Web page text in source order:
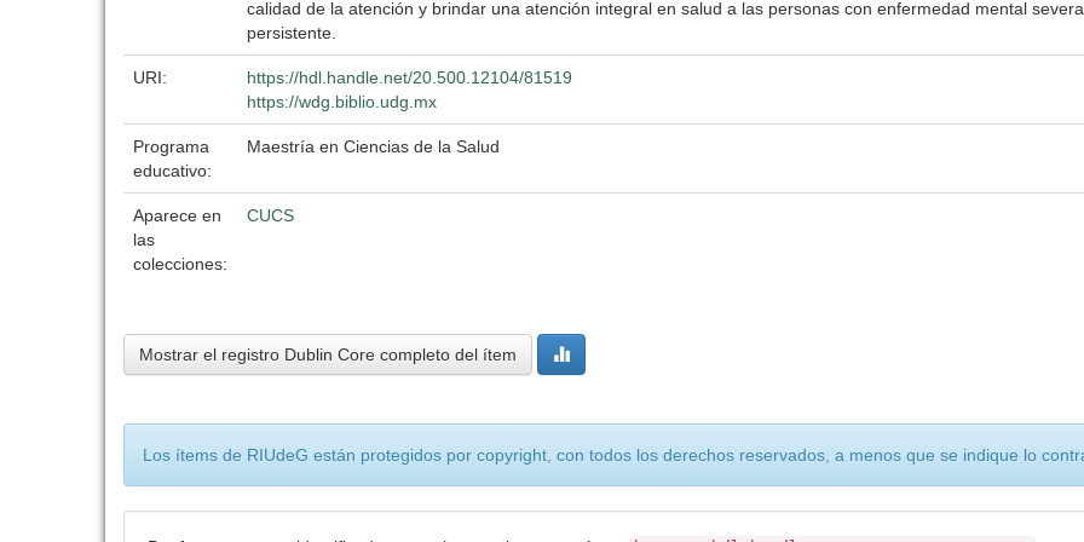
calidad de la atención y brindar una atención integral en salud a las personas con enfermedad mental
persistente.
URI:
https://hdl.handle.net/20.500.12104/81519
https://wdg.biblio.udg.mx
Programa
educativo:
Maestría en Ciencias de la Salud
Aparece en
las
colecciones:
CUCS
Mostrar el registro Dublin Core completo del ítem
Los ítems de RIUdeG están protegidos por copyright, con todos los derechos reservados, a menos que se indique lo